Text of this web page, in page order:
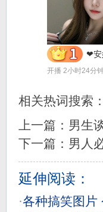
❤
开播 2小时24分
相关热词搜索：
上一篇： 男生
下一篇： 男人
延伸阅读：
·各种搞笑图片